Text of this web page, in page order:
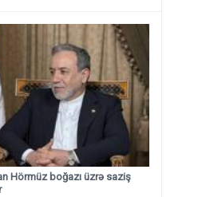
Hörmüz boğazı üzrə saziş